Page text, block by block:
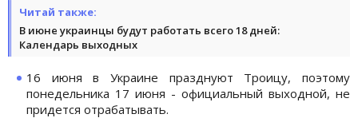
Читай также:
В июне украинцы будут работать всего 18 дней:
Календарь выходных
16 июня в Украине празднуют Троицу, поэтому
понедельника 17 июня - официальный выходной, не
придется отрабатывать.